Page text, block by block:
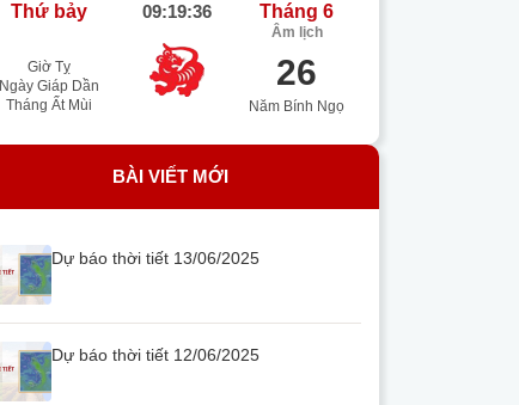
Thứ bảy 09:19:37 Tháng 6
Âm lịch
Giờ Tỵ
Ngày Giáp Dần
Tháng Ất Mùi
26
Năm Bính Ngọ
BÀI VIẾT MỚI
Dự báo thời tiết 13/06/2025
Dự báo thời tiết 12/06/2025